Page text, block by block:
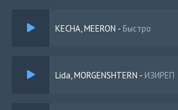
KECHA, MEERON - Быстро
Lida, MORGENSHTERN - ИЗИРЕП